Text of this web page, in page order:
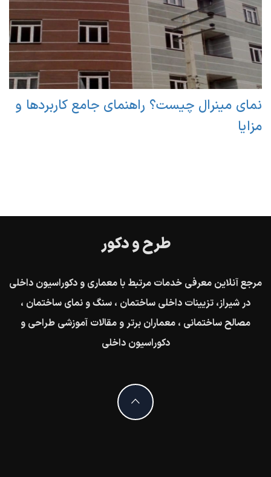
نمای مینرال چیست؟ راهنمای جامع کاربردها و
مزایا
طرح و دکور
مرجع آنلاین معرفی خدمات مرتبط با معماری و دکوراسیون داخلی
در شیراز، تزیینات داخلی ساختمان ، سنگ و نمای ساختمان ،
مصالح ساختمانی ، معماران برتر و مقالات آموزشی طراحی و
دکوراسیون داخلی